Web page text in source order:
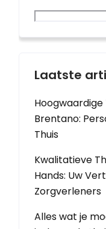
Laatste
Hoogwaardige
Brentano:
Thuis
Kwalitatieve
Hands: Uw
Zorgverleners
Alles wat je